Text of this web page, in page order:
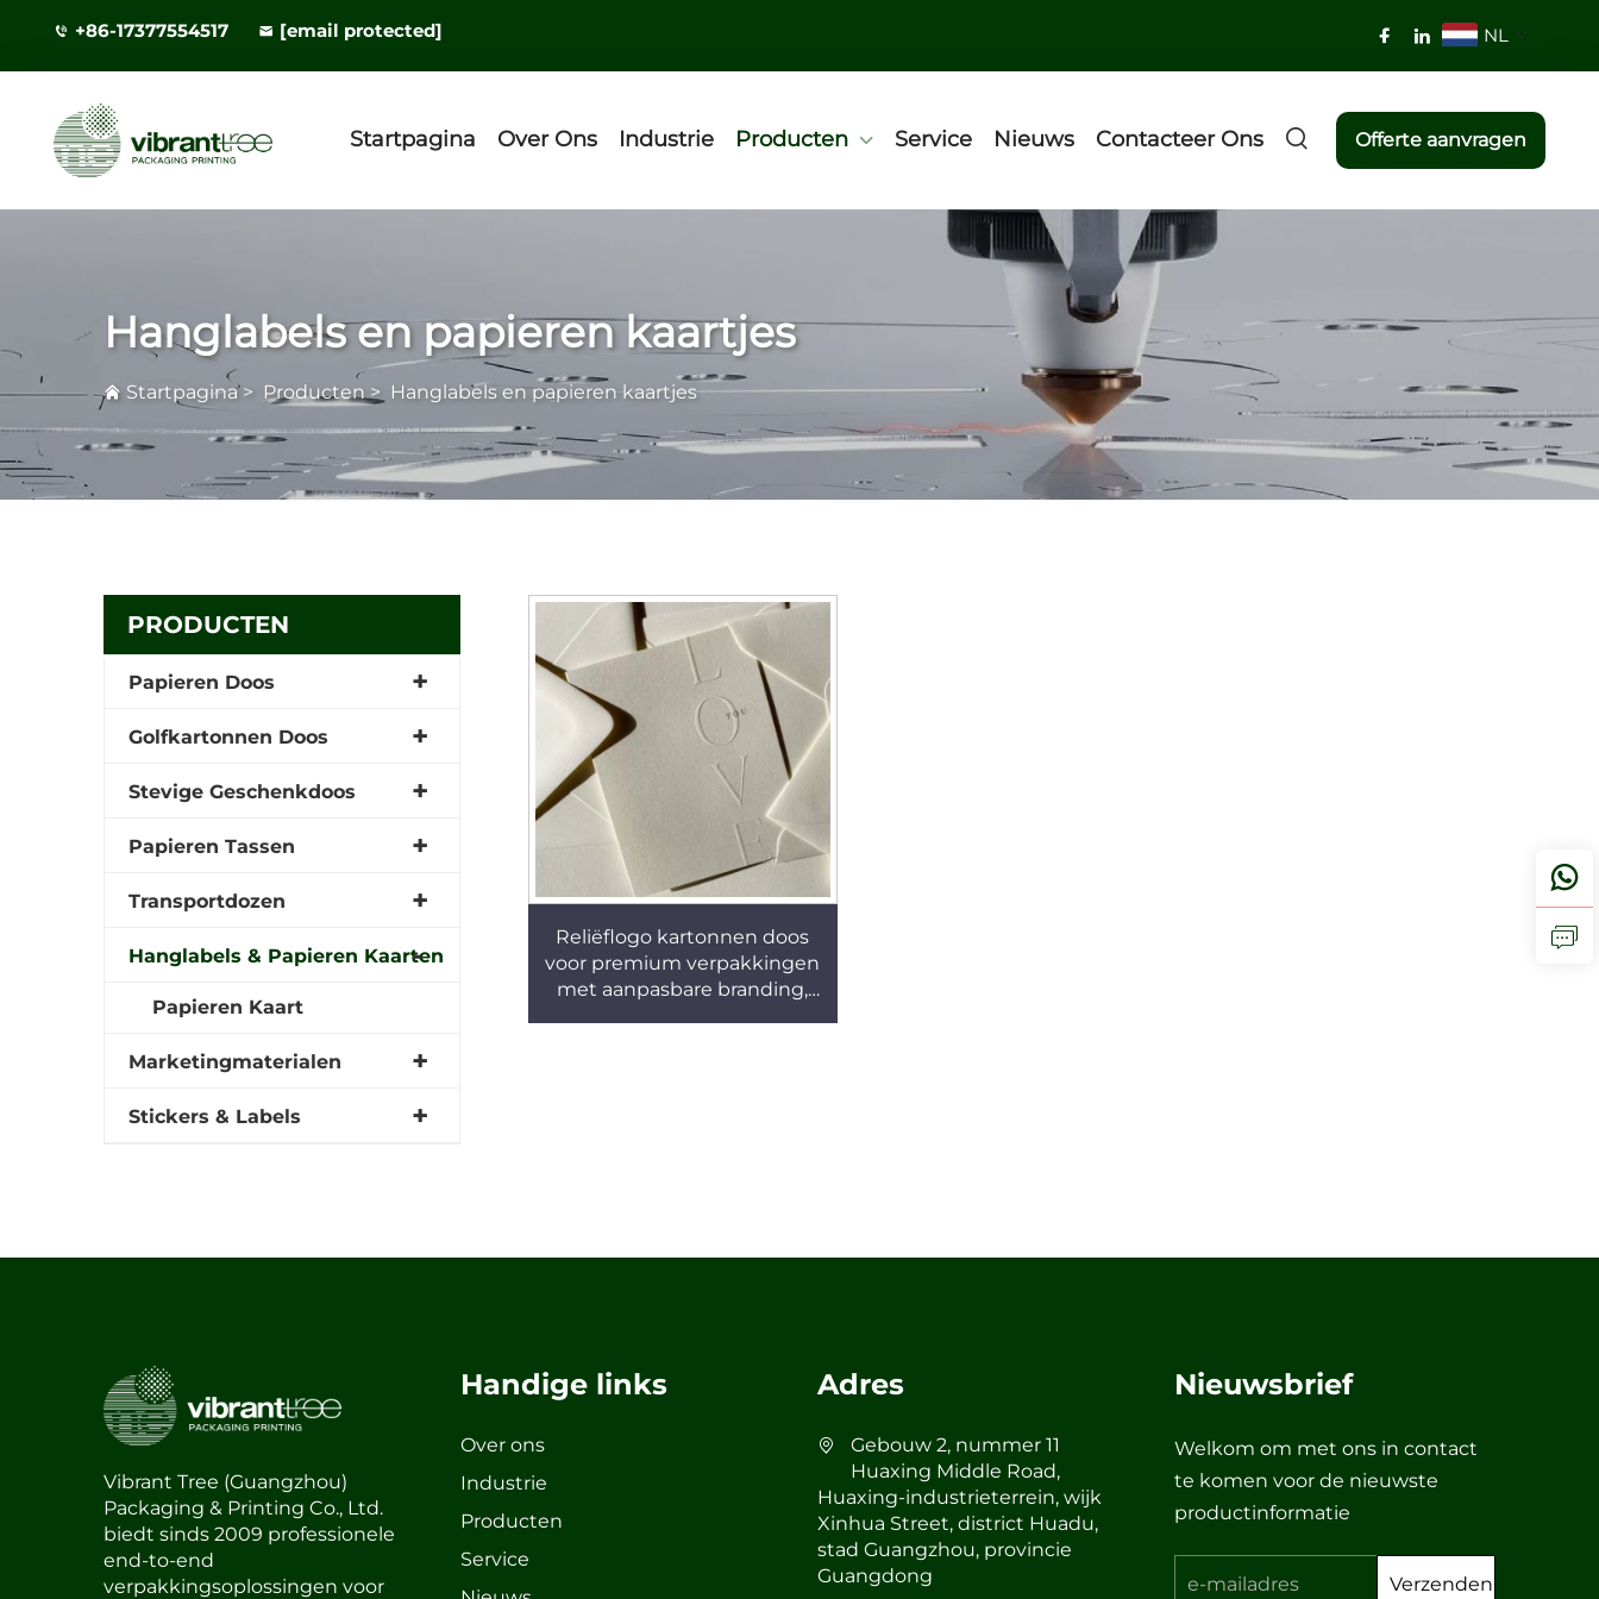
+86-17377554517 [email protected] NL
Startpagina Over Ons Industrie Producten Service Nieuws Contacteer Ons Offerte aanvragen
Hanglabels en papieren kaartjes
Startpagina> Producten> Hanglabels en papieren kaartjes
PRODUCTEN
Papieren Doos
Golfkartonnen Doos
Stevige Geschenkdoos
Papieren Tassen
Transportdozen
Hanglabels & Papieren Kaarten
Papieren Kaart
Marketingmaterialen
Stickers & Labels
Reliëflogo kartonnen doos
voor premium verpakkingen
met aanpasbare branding,
Vibrant Tree (Guangzhou)
Packaging & Printing Co., Ltd.
biedt sinds 2009 professionele
end-to-end
verpakkingsoplossingen voor
Handige links
Over ons
Industrie
Producten
Service
Adres
Gebouw 2, nummer 11
Huaxing Middle Road,
Huaxing-industrieterrein, wijk
Xinhua Street, district Huadu,
stad Guangzhou, provincie
Guangdong
Nieuwsbrief
Welkom om met ons in contact
te komen voor de nieuwste
productinformatie
Verzenden